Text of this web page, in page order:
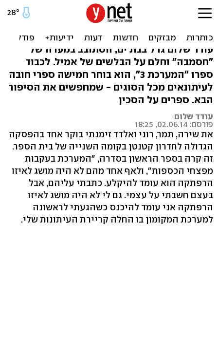
על הסכין: ספרי חובה
עודד שלום גדל בבת ים, הסתובב במערה של
"חסמבה" וחלם על הבלשים של אמיל. לכבוד
ספרו "המערכת 3", הוא בוחר חמישה ספרי חובה
לעיתונאים מכל הסוגים - שמחפשים את הסיפור
הבא. ספרים על הסכין
עודד שלום
פורסם: 02.06.14, 18:25
את שירה, תמר, רוני ואלדד זימנתי בוקר אחד בהפסקה
הגדולה לחדרון קטנטן בקומה השנייה של בית הספר.
זה קרה בספר הראשון בסדרה, "המערכת בעקבות
מפצחי הכספות", ולאף אחד מהם לא היה מושג לאיזו
הרפתקה הוא עומד להיקלע. כתבתי עליהם, אבל
בעצם חשבתי על עצמי. גם לי לא היה מושג לאיזו
הרפתקה אני עומד להיכנס כשהגעתי לראשונה
למערכת המקומון בו החלה קריירת העיתונות שלי.